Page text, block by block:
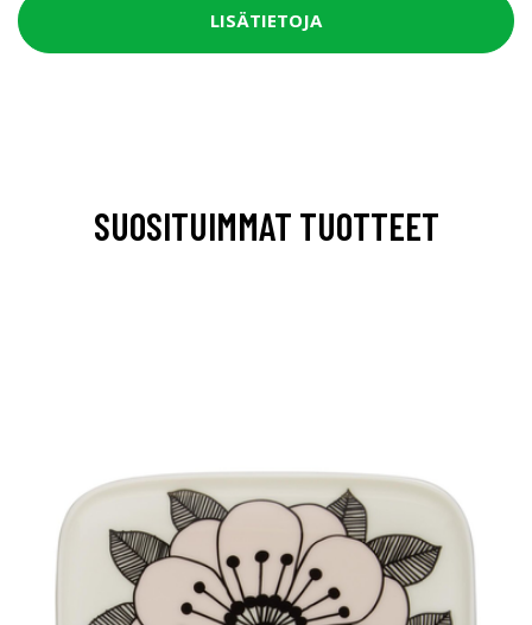
LISÄTIETOJA
SUOSITUIMMAT TUOTTEET